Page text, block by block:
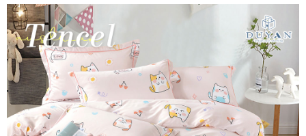
流程，驗證手機門號後，選擇欲分期的期數、繳款截止日，確認付款後即完
成交易。
3.實際核准額度、可分期數及費用金額請依後續交易確認頁面所載為準。
4.訂單成立30分鐘內，如未前往確認交易或遇審核未通過，訂單將自動取
消。如遇「轉專審核」未通過狀況，表示未達大哥付你分期系統評分，恕無
法說明評估內容。
【繳款方式說明】
1.分期款項不併入電信帳單，「大哥付你分期」於每月結算日後寄送繳費提
醒簡訊。
2.透過簡訊連結打開帳單後，可選擇「超商條碼／台灣大直營門市／銀行轉
帳／街口支付／iPASS MONEY」等通路繳費。
【關於「AFTEE先享後付」】
AFTEE先享後付是「在收到商品之後才付款」的支付方式。 讓您購物簡單
便利好安心！
１．簡單：不需註冊會員、不需綁卡、不需儲值。
２．便利：只要手機號碼，簡訊認證，即可結帳。
３．安心：先確認商品／服務後，再付款。
【「AFTEE先享後付」結帳流程】
１．於結帳方式選擇「AFTEE先享後付」後，將跳轉至「AFTEE先享後付」
結帳頁面，進行簡訊認證並確認金額後，即可完成結帳。
２．訂單成立數日內，您將收到繳費通知簡訊。
Hami Point
相關說明
「Hami Point」為中華電信所提供之點數服務，可於會員專區綁定中華電信
會員帳號後，即可在購物車使用 Hami Point 折抵消費金額 (1點等於1元)。
ATM付款
運送方式
全家取貨付款